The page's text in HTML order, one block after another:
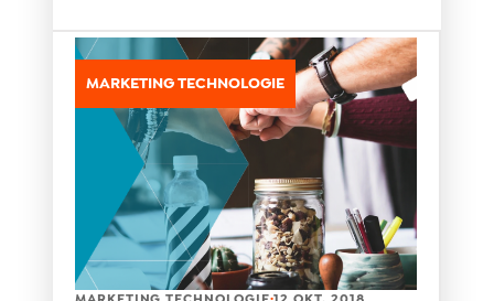
MARKETING TECHNOLOGIE
.